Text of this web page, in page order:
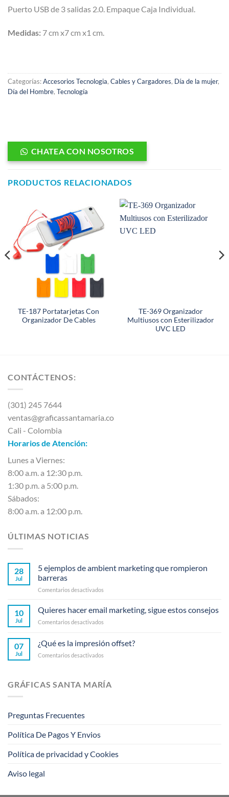
Puerto USB de 3 salidas 2.0. Empaque Caja Individual.
Medidas: 7 cm x7 cm x1 cm.
Categorías:Accesorios Tecnologia, Cables y Cargadores, Día de la mujer,
Día del Hombre, Tecnología
CHATEA CON NOSOTROS
PRODUCTOS RELACIONADOS
TE-187 Portatarjetas Con
Organizador De Cables
TE-369 Organizador
Multiusos con Esterilizador
UVC LED
CONTÁCTENOS:
(301) 245 7644
ventas@graficassantamaria.co
Cali - Colombia
Horarios de Atención:
Lunes a Viernes:
8:00 a.m. a 12:30 p.m.
1:30 p.m. a 5:00 p.m.
Sábados:
8:00 a.m. a 12:00 p.m.
ÚLTIMAS NOTICIAS
28
Jul
5 ejemplos de ambient marketing que rompieron
barreras
Comentarios desactivados
ejemplos
de
ambient
que
barreras
10
Jul
Quieres hacer email marketing, sigue estos consejos
Comentarios desactivados
email
marketing,
consejos
07
Jul
¿Qué es la impresión offset?
Comentarios desactivados
la
impresión
GRÁFICAS SANTA MARÍA
Preguntas Frecuentes
Política De Pagos Y Envios
Política de privacidad y Cookies
Aviso legal